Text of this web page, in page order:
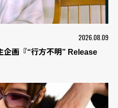
2026.08.09
企画『“行方不明” Release